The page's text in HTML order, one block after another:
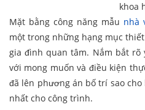
khoa
Mặt bằng công năng mẫu nhà
một trong những hạng mục
gia đình quan tâm. Nắm bắt rõ
với mong muốn và điều kiện
đã lên phương án bố trí sao
nhất cho công trình.